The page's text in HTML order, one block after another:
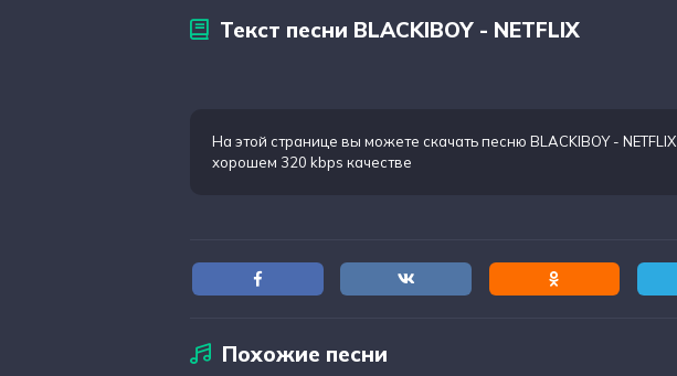
Текст песни BLACKIBOY - NETFLIX
На этой странице вы можете скачать песню BLACKIBOY - NETFLIX
хорошем 320 kbps качестве
Похожие песни